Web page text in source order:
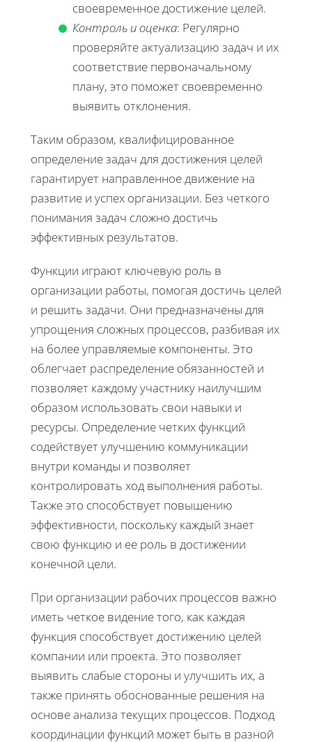
своевременное достижение целей.
Контроль и оценка: Регулярно
проверяйте актуализацию задач и их
соответствие первоначальному
плану, это поможет своевременно
выявить отклонения.
Таким образом, квалифицированное
определение задач для достижения целей
гарантирует направленное движение на
развитие и успех организации. Без четкого
понимания задач сложно достичь
эффективных результатов.
Функции играют ключевую роль в
организации работы, помогая достичь целей
и решить задачи. Они предназначены для
упрощения сложных процессов, разбивая их
на более управляемые компоненты. Это
облегчает распределение обязанностей и
позволяет каждому участнику наилучшим
образом использовать свои навыки и
ресурсы. Определение четких функций
содействует улучшению коммуникации
внутри команды и позволяет
контролировать ход выполнения работы.
Также это способствует повышению
эффективности, поскольку каждый знает
свою функцию и ее роль в достижении
конечной цели.
При организации рабочих процессов важно
иметь четкое видение того, как каждая
функция способствует достижению целей
компании или проекта. Это позволяет
выявить слабые стороны и улучшить их, а
также принять обоснованные решения на
основе анализа текущих процессов. Подход
координации функций может быть в разной